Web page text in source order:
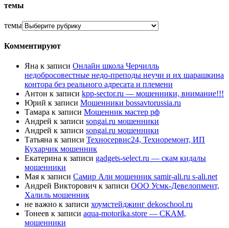
темы
темы
Комментируют
Яна к записи Онлайн школа Черчилль
недобросовестные недо-преподы неучи и их шарашкина
контора без реального адресата и племени
Антон к записи kpp-sector.ru — мошенники, внимание!!!
Юрий к записи Мошенники bossavtorussia.ru
Тамара к записи Мошенник мастер рф
Андрей к записи songai.ru мошенники
Андрей к записи songai.ru мошенники
Татьяна к записи Техносервис24, Техноремонт, ИП
Кухарчик мошенник
Екатерина к записи gadgets-select.ru — скам кидалы
мошенники
Мая к записи Самир Али мошенник samir-ali.ru s-ali.net
Андрей Викторович к записи ООО Усмк-Девелопмент,
Халиль мошенник
не важно к записи хоумстейджинг dekoschool.ru
Тонеев к записи aqua-motorika.store — СКАМ,
мошенники